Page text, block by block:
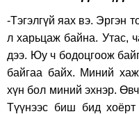
-Тэгэлгүй яах вэ. Эргэн
л харьцаж байна. Утас,
дээ. Юу ч бодоцгоож
байгаа байх. Миний
хүн бол миний эхнэр.
Түүнээс биш бид